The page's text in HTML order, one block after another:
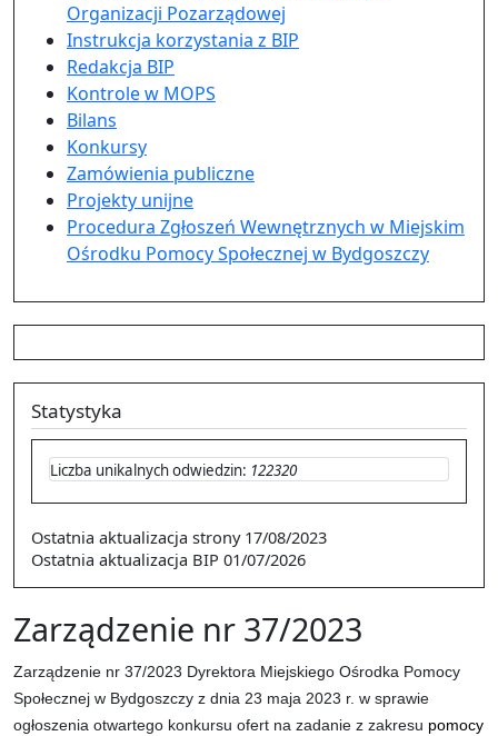
Zarządzenie nr 37/2023
Zarządzenie nr 37/2023 Dyrektora Miejskiego Ośrodka Pomocy
Społecznej w Bydgoszczy z dnia 23 maja 2023 r. w sprawie
ogłoszenia otwartego konkursu ofert na zadanie z zakresu pomocy
Organizacji Pozarządowej
Instrukcja korzystania z BIP
Redakcja BIP
Kontrole w MOPS
Bilans
Konkursy
Zamówienia publiczne
Projekty unijne
Procedura Zgłoszeń Wewnętrznych w Miejskim
Ośrodku Pomocy Społecznej w Bydgoszczy
Statystyka
Liczba unikalnych odwiedzin: 122320
Ostatnia aktualizacja strony 17/08/2023
Ostatnia aktualizacja BIP 01/07/2026